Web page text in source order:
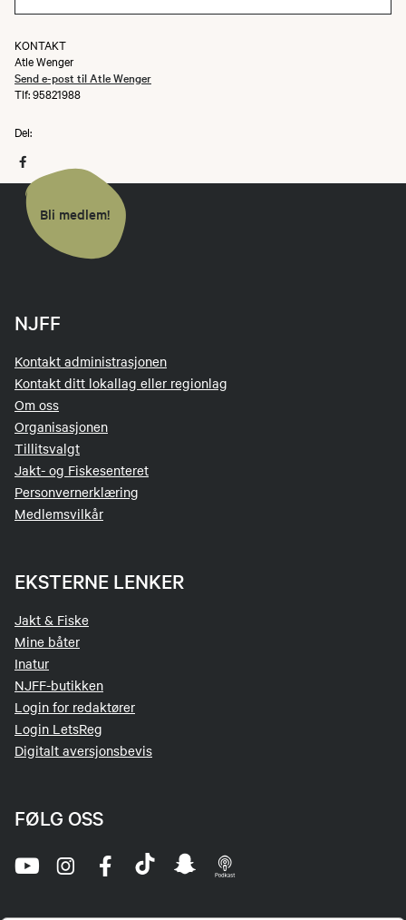
KONTAKT
Atle Wenger
Send e-post til Atle Wenger
Tlf: 95821988
Del:
Bli medlem!
NJFF
Kontakt administrasjonen
Kontakt ditt lokallag eller regionlag
Om oss
Organisasjonen
Tillitsvalgt
Jakt- og Fiskesenteret
Personvernerklæring
Medlemsvilkår
EKSTERNE LENKER
Jakt & Fiske
Mine båter
Inatur
NJFF-butikken
Login for redaktører
Login LetsReg
Digitalt aversjonsbevis
FØLG OSS